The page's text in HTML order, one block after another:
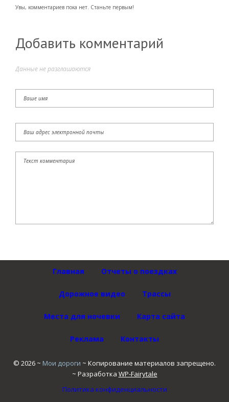
Увы, комментариев пока нет. Станьте первым!
Добавить комментарий
Данные не разглашаются
Главная Отчеты о поездках
Дорожное видео Трассы
Места для ночевки Карта сайта
Реклама Контакты
© 2026 ~ Мои дороги ~ Копирование материалов запрещено.
~ Разработка WP-Fairytale
Политика конфиденциальности